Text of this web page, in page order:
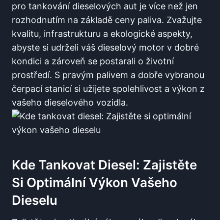
pro tankování dieselových aut je ‍více než jen
rozhodnutím na základě ⁤ceny paliva.​ Zvažujte ​
kvalitu,‌ infrastrukturu a ekologické aspekty,
abyste si udrželi váš dieselový motor v dobré
kondici a zároveň se postarali o životní
prostředí. S pravým palivem ​a dobře vybranou
čerpací stanicí si‌ užijete spolehlivost a výkon ​z
vašeho dieselového vozidla.
Kde Tankovat Diesel: Zajistěte⁤
Si Optimální⁣ Výkon Vašeho
Dieselu